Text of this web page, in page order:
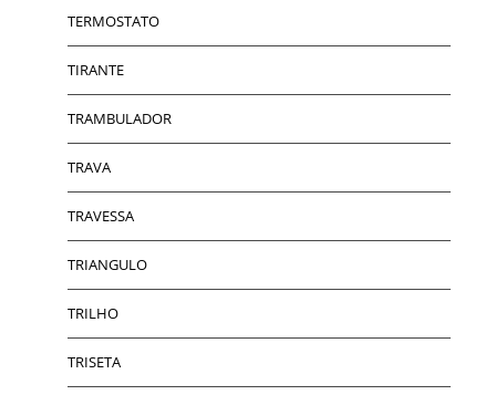
TERMOSTATO
TIRANTE
TRAMBULADOR
TRAVA
TRAVESSA
TRIANGULO
TRILHO
TRISETA